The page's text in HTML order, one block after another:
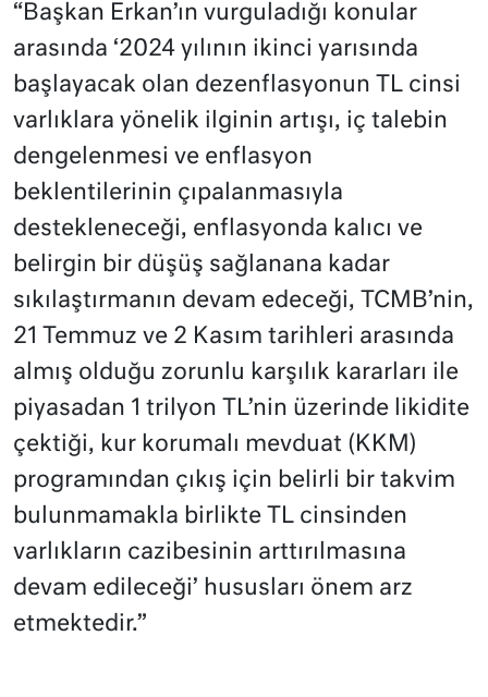
“Başkan Erkan’ın vurguladığı konular
arasında ‘2024 yılının ikinci yarısında
başlayacak olan dezenflasyonun TL cinsi
varlıklara yönelik ilginin artışı, iç talebin
dengelenmesi ve enflasyon
beklentilerinin çıpalanmasıyla
destekleneceği, enflasyonda kalıcı ve
belirgin bir düşüş sağlanana kadar
sıkılaştırmanın devam edeceği, TCMB’nin,
21 Temmuz ve 2 Kasım tarihleri arasında
almış olduğu zorunlu karşılık kararları ile
piyasadan 1 trilyon TL’nin üzerinde likidite
çektiği, kur korumalı mevduat (KKM)
programından çıkış için belirli bir takvim
bulunmamakla birlikte TL cinsinden
varlıkların cazibesinin arttırılmasına
devam edileceği’ hususları önem arz
etmektedir.”